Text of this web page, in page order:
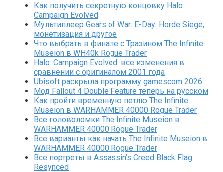
Как получить секретную концовку Halo:
Campaign Evolved
Мультиплеер Gears of War: E-Day: Horde Siege,
монетизация и другое
Что выбрать в финале с Тразином The Infinite
Museion в WH40k Rogue Trader
Halo: Campaign Evolved: все изменения в
сравнении с оригиналом 2001 года
Ubisoft раскрыла программу gamescom 2026
Мод Fallout 4 Double Feature теперь на русском
Как пройти временную петлю The Infinite
Museion в WARHAMMER 40000 Rogue Trader
Все головоломки The Infinite Museion в
WARHAMMER 40000 Rogue Trader
Все варианты как начать The Infinite Museion в
WARHAMMER 40000 Rogue Trader
Все портреты в Assassin’s Creed Black Flag
Resynced